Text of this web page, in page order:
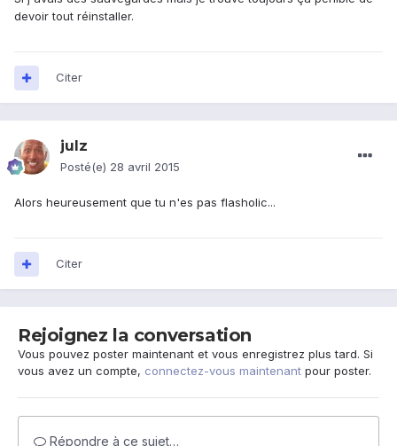
devoir tout réinstaller.
Citer
julz
Posté(e) 28 avril 2015
Alors heureusement que tu n'es pas flasholic...
Citer
Rejoignez la conversation
Vous pouvez poster maintenant et vous enregistrez plus tard. Si
vous avez un compte, connectez-vous maintenant pour poster.
Répondre à ce sujet…